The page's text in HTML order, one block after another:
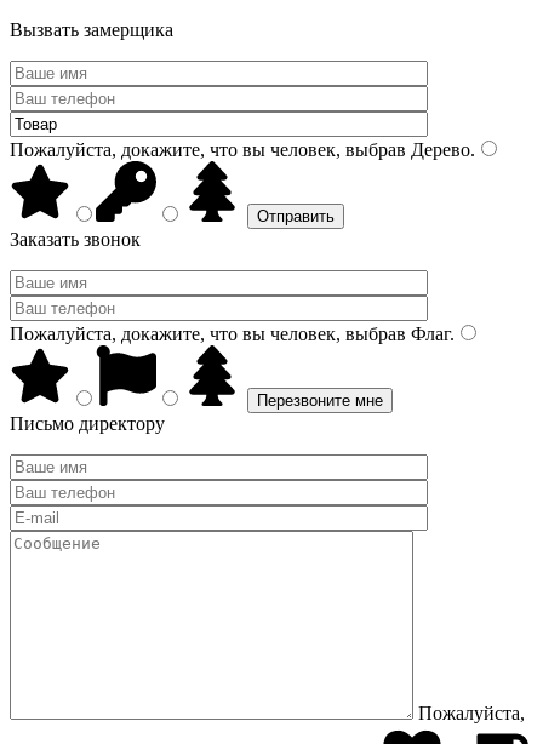
Вызвать замерщика
Пожалуйста, докажите, что вы человек, выбрав Дерево.
Заказать звонок
Пожалуйста, докажите, что вы человек, выбрав Флаг.
Письмо директору
Пожалуйста,